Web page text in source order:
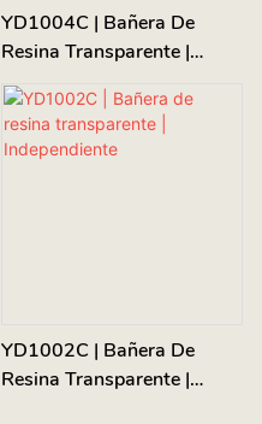
YD1004C | Bañera De
Resina Transparente |
Independiente
YD1002C | Bañera De
Resina Transparente |